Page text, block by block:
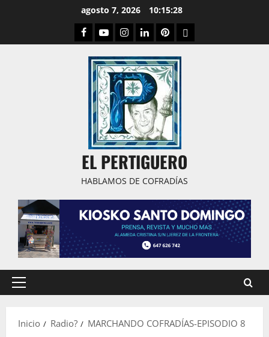
agosto 7, 2026 10:15:29
Facebook
YoutubeInstagram
LinkedPinterestDribbble
EL PERTIGUERO
HABLAMOS DE COFRADÍAS
Menú
Inicio
Radio? MARCHANDO COFRADÍAS-EPISODIO 8